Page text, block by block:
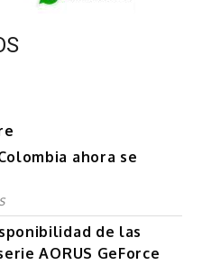
ahora se
de las
AORUS GeForce